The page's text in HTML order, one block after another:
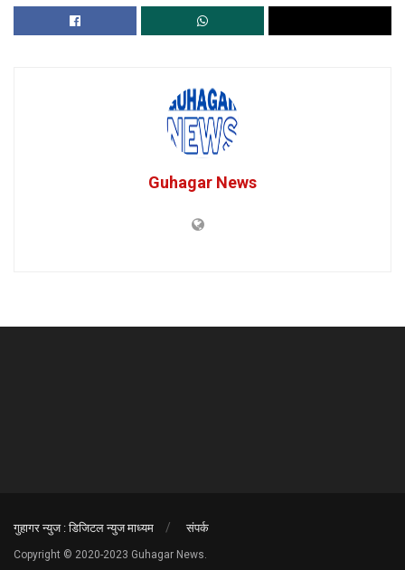
Guhagar News
गुहागर न्युज : डिजिटल न्युज माध्यम संपर्क
Copyright © 2020-2023 Guhagar News.